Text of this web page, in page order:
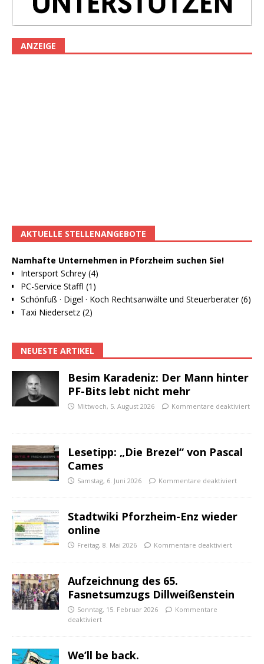
ANZEIGE
AKTUELLE STELLENANGEBOTE
Namhafte Unternehmen in Pforzheim suchen Sie!
Intersport Schrey (4)
PC-Service Staffl (1)
Schönfuß · Digel · Koch Rechtsanwälte und Steuerberater (6)
Taxi Niedersetz (2)
NEUESTE ARTIKEL
Besim Karadeniz: Der Mann hinter
PF-Bits lebt nicht mehr
Mittwoch, 5. August 2026 Kommentare deaktiviert
Lesetipp: „Die Brezel“ von Pascal
Cames
Samstag, 6. Juni 2026 Kommentare deaktiviert
Stadtwiki Pforzheim-Enz wieder
online
Freitag, 8. Mai 2026 Kommentare deaktiviert
Aufzeichnung des 65.
Fasnetsumzugs Dillweißenstein
Sonntag, 15. Februar 2026
Kommentare
deaktiviert
We’ll be back.